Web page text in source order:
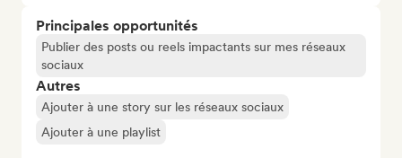
Principales opportunités
Publier des posts ou reels impactants sur mes réseaux
sociaux
Autres
Ajouter à une story sur les réseaux sociaux
Ajouter à une playlist